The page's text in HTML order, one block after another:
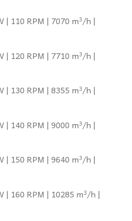
| 110 RPM | 7070 m³/h |
| 120 RPM | 7710 m³/h |
| 130 RPM | 8355 m³/h |
| 140 RPM | 9000 m³/h |
| 150 RPM | 9640 m³/h |
| 160 RPM | 10285 m³/h |